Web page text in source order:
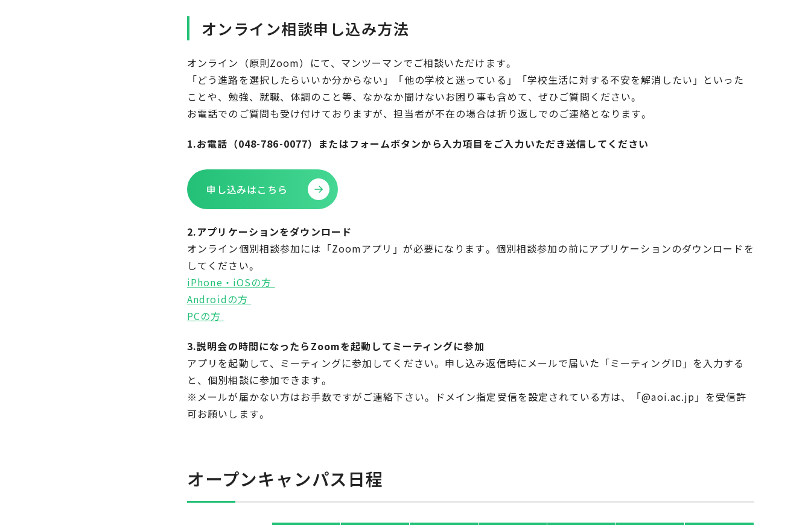
オンライン相談申し込み方法
オンライン（原則Zoom）にて、マンツーマンでご相談いただけます。
「どう進路を選択したらいいか分からない」「他の学校と迷っている」「学校生活に対する不安を解消したい」といった
ことや、勉強、就職、体調のこと等、なかなか聞けないお困り事も含めて、ぜひご質問ください。
お電話でのご質問も受け付けておりますが、担当者が不在の場合は折り返しでのご連絡となります。
1.お電話（048-786-0077）またはフォームボタンから入力項目をご入力いただき送信してください
申し込みはこちら
2.アプリケーションをダウンロード
オンライン個別相談参加には「Zoomアプリ」が必要になります。個別相談参加の前にアプリケーションのダウンロードを
してください。
iPhone・iOSの方
Androidの方
PCの方
3.説明会の時間になったらZoomを起動してミーティングに参加
アプリを起動して、ミーティングに参加してください。申し込み返信時にメールで届いた「ミーティングID」を入力する
と、個別相談に参加できます。
※メールが届かない方はお手数ですがご連絡下さい。ドメイン指定受信を設定されている方は、「@aoi.ac.jp」を受信許
可お願いします。
オープンキャンパス日程